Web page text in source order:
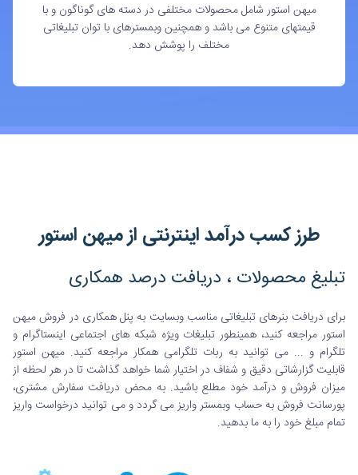
میهن استور شامل محصولات مختلفی در دسته های گوناگون و با
قیمتهای متنوع می باشد و همچنین وبمسترهای با توان تبلیغاتی
مختلف را پوشش دهد.
طرز کسب درآمد اینترنتی از میهن استور
تبلیغ محصولات ، دریافت درصد همکاری
برای دریافت بنرهای تبلیغاتی مناسب وبسایت به پنل همکاری در فروش میهن
استور مراجعه کنید، همینطور تبلیغات ویژه شبکه های اجتماعی اینستاگرام و
تلگرام و ... می توانید به ربات تلگرامی همکار مراجعه کنید. میهن استور
قابلیت گزارشاتی دقیق و شفاف در اختیار شما خواهد گذاشت تا در هر لحظه از
میزان فروش و درآمد خود مطلع باشید. به محض دریافت سفارش مشتری،
پورسانت فروش به حساب وبمستر واریز می گردد و می توانید درخواست واریز
تمام مبلغ خود را به ما بدهید.